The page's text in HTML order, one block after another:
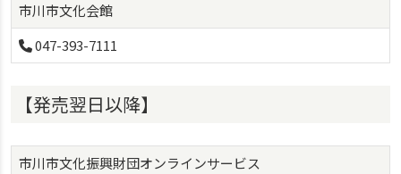
市川市文化会館
047-393-7111
【発売翌日以降】
市川市文化振興財団オンラインサービス